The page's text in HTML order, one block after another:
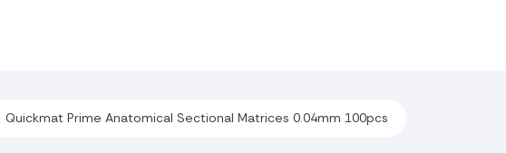
Quickmat Prime Anatomical Sectional Matrices 0.04mm 100pcs